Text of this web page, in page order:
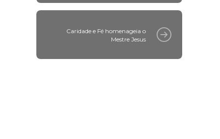
Caridade e Fé homenageia o